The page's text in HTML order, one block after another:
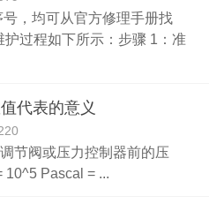
，均可从官方修理手册找
过程如下所示：步骤 1：准
代表的意义
节阀或压力控制器前的压
10^5 Pascal = ...